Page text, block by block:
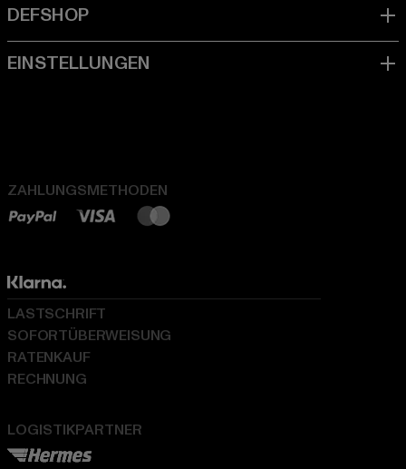
ZAHLUNGSMETHODEN
LOGISTIKPARTNER
LASTSCHRIFT
SOFORTÜBERWEISUNG
RATENKAUF
RECHNUNG